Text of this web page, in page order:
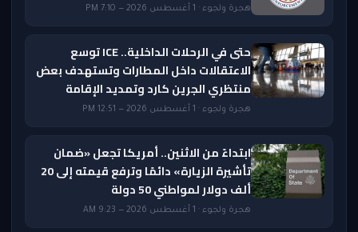
هجرة ولجوء · 1 أغسطس 2026 — 7:10 PM
حتى في الرحلات الداخلية.. ICE توسع
الاعتقالات داخل المطارات وتستهدف بعض
منتظري الجرين كارد وتمديد الإقامة
هجرة ولجوء · 1 أغسطس 2026 — 12:51 PM
ابتداءً من الاثنين.. أمريكا تجعل «ضمان
تأشيرة الزيارة» دائمًا وترفع قيمته إلى 20
ألف دولار لمواطني 50 دولة
هجرة ولجوء · 1 أغسطس 2026 — 9:23 AM